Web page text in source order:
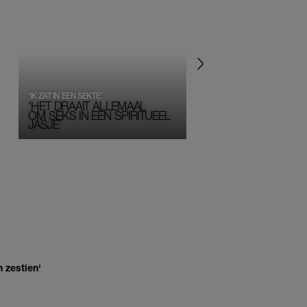
‘HET DRAAIT ALLEMAAL
OM SEKS IN EEN SPIRITUEEL
JASJE’
‘IK ZAT IN EEN SEKTE’
zestien'